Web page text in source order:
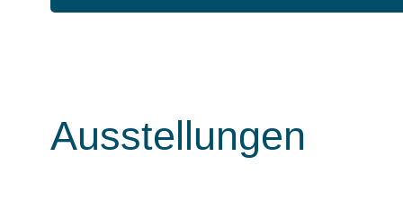
Ausstellungen